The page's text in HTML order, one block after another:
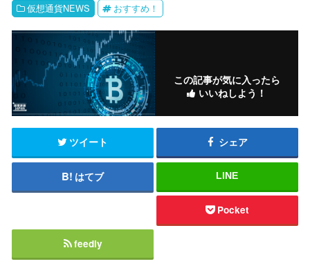
仮想通貨NEWS おすすめ！
この記事が気に入ったら
いいねしよう！
ツイート シェア
はてブ LINE
Pocket
feedly